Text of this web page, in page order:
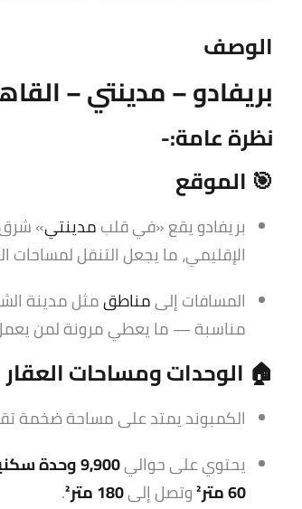
الوصف
بريفادو – مدينتي –
نظرة عامة:-
🎯 الموقع
بريفادو يقع «في قلبمدينتي» شرق
الإقليمي، ما يجعل التنقل لمساحات
المسافات إلىمناطقمثل مدينة
مناسبة — ما يعطي مرونة لمن
🏠 الوحدات ومساحات العقار
الكمبوند يمتد على مساحة ضخمة
يحتوي على حوالي9,900 وحدة سكنية
60 متر²
وتصل إلى180 متر²
.